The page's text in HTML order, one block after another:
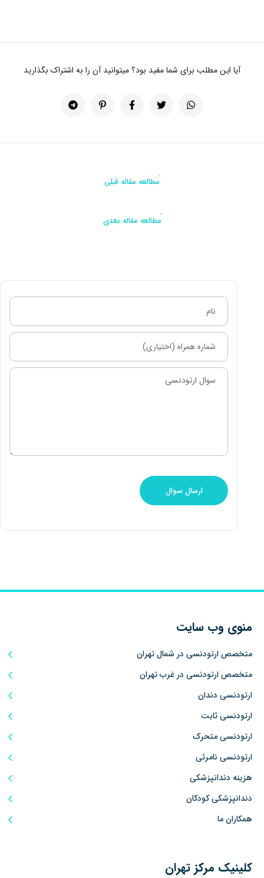
آیا این مطلب برای شما مفید بود؟ میتوانید آن را به اشتراک بگذارید
مطالعه مقاله قبلی
مطالعه مقاله بعدی
منوی وب سایت
متخصص ارتودنسی در شمال تهران
متخصص ارتودنسی در غرب تهران
ارتودنسی دندان
ارتودنسی ثابت
ارتودنسی متحرک
ارتودنسی نامرئی
هزینه دندانپزشکی
دندانپزشکی کودکان
همکاران ما
کلینیک مرکز تهران